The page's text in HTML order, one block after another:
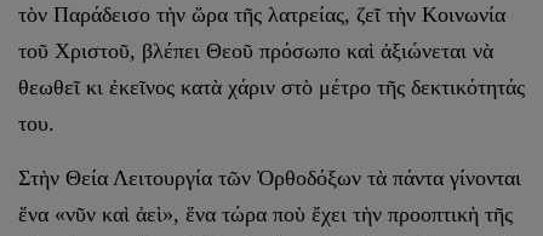
τὸν Παράδεισο τὴν ὥρα τῆς λατρείας, ζεῖ τὴν Κοινωνία
τοῦ Χριστοῦ, βλέπει Θεοῦ πρόσωπο καὶ ἀξιώνεται νὰ
θεωθεῖ κι ἐκεῖνος κατὰ χάριν στὸ μέτρο τῆς δεκτικότητάς
του.
Στὴν Θεία Λειτουργία τῶν Ὀρθοδόξων τὰ πάντα γίνονται
ἕνα «νῦν καὶ ἀεὶ», ἕνα τώρα ποὺ ἔχει τὴν προοπτικὴ τῆς